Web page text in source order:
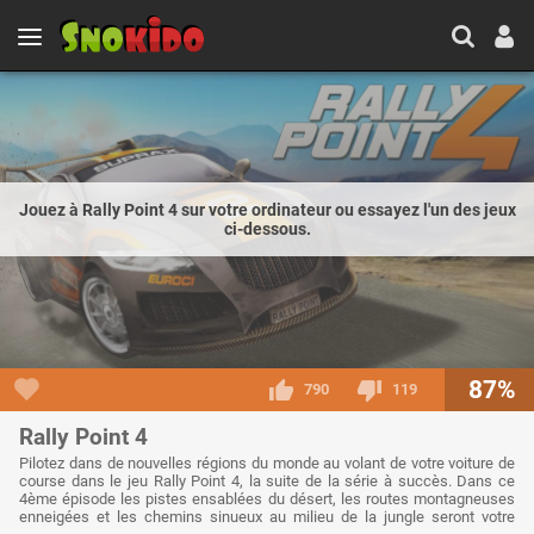
Jouez à Rally Point 4 sur votre ordinateur ou essayez l'un des jeux
ci-dessous.
790 119 87%
Rally Point 4
Pilotez dans de nouvelles régions du monde au volant de votre voiture de
course dans le jeu Rally Point 4, la suite de la série à succès. Dans ce
4ème épisode les pistes ensablées du désert, les routes montagneuses
enneigées et les chemins sinueux au milieu de la jungle seront votre